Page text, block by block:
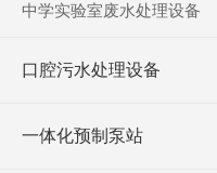
中学实验室废水处理设备
口腔污水处理设备
一体化预制泵站